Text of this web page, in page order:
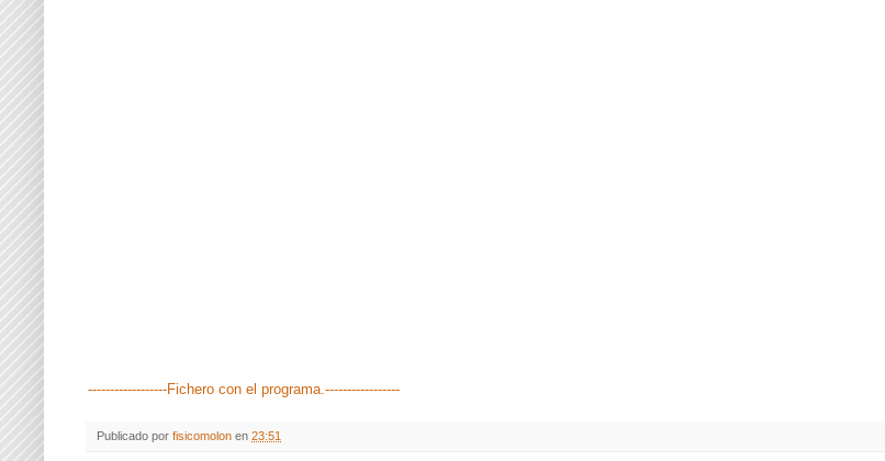
------------------Fichero con el programa.-----------------
Publicado por fisicomolon en 23:51